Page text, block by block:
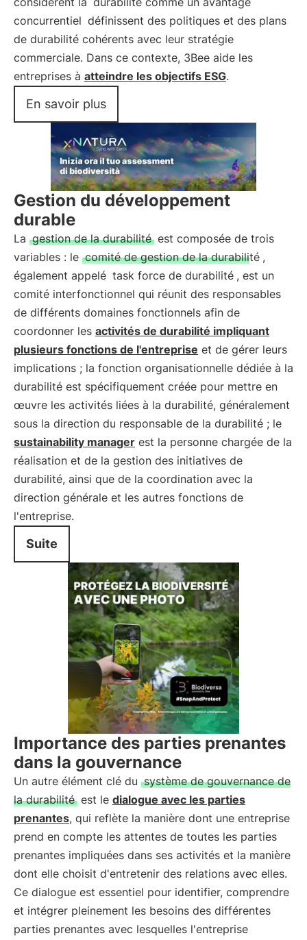
concurrentiel définissent des politiques et des plans
de durabilité cohérents avec leur stratégie
commerciale. Dans ce contexte, 3Bee aide les
entreprises à atteindre les objectifs ESG.
En savoir plus
Gestion du développement
durable
La gestion de la durabilité est composée de trois
variables : le comité de gestion de la durabilité ,
également appelé task force de durabilité , est un
comité interfonctionnel qui réunit des responsables
de différents domaines fonctionnels afin de
coordonner les activités de durabilité impliquant
plusieurs fonctions de l'entreprise et de gérer leurs
implications ; la fonction organisationnelle dédiée à la
durabilité est spécifiquement créée pour mettre en
œuvre les activités liées à la durabilité, généralement
sous la direction du responsable de la durabilité ; le
sustainability manager est la personne chargée de la
réalisation et de la gestion des initiatives de
durabilité, ainsi que de la coordination avec la
direction générale et les autres fonctions de
l'entreprise.
Suite
Importance des parties prenantes
dans la gouvernance
Un autre élément clé du système de gouvernance de
la durabilité est le dialogue avec les parties
prenantes, qui reflète la manière dont une entreprise
prend en compte les attentes de toutes les parties
prenantes impliquées dans ses activités et la manière
dont elle choisit d'entretenir des relations avec elles.
Ce dialogue est essentiel pour identifier, comprendre
et intégrer pleinement les besoins des différentes
parties prenantes avec lesquelles l'entreprise